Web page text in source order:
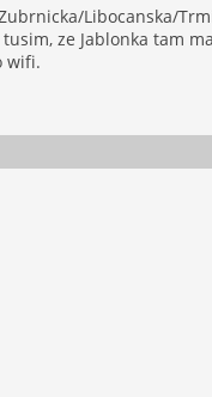
Libocanska/
ze Jablonka tam
wifi.